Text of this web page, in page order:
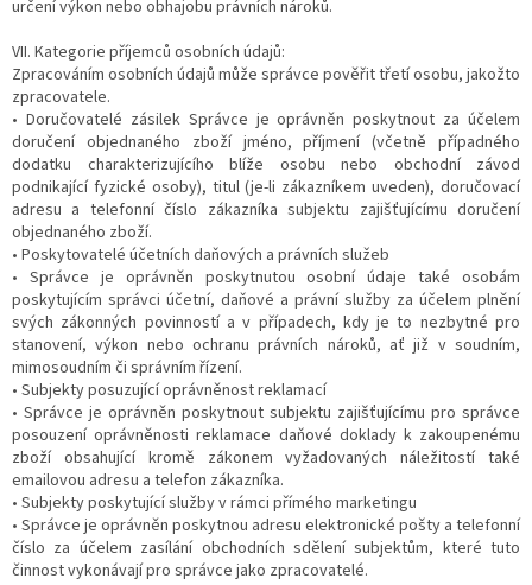
určení výkon nebo obhajobu právních nároků.
VII. Kategorie příjemců osobních údajů:
Zpracováním osobních údajů může správce pověřit třetí osobu, jakožto
zpracovatele.
• Doručovatelé zásilek Správce je oprávněn poskytnout za účelem
doručení objednaného zboží jméno, příjmení (včetně případného
dodatku charakterizujícího blíže osobu nebo obchodní závod
podnikající fyzické osoby), titul (je-li zákazníkem uveden), doručovací
adresu a telefonní číslo zákazníka subjektu zajišťujícímu doručení
objednaného zboží.
• Poskytovatelé účetních daňových a právních služeb
• Správce je oprávněn poskytnutou osobní údaje také osobám
poskytujícím správci účetní, daňové a právní služby za účelem plnění
svých zákonných povinností a v případech, kdy je to nezbytné pro
stanovení, výkon nebo ochranu právních nároků, ať již v soudním,
mimosoudním či správním řízení.
• Subjekty posuzující oprávněnost reklamací
• Správce je oprávněn poskytnout subjektu zajišťujícímu pro správce
posouzení oprávněnosti reklamace daňové doklady k zakoupenému
zboží obsahující kromě zákonem vyžadovaných náležitostí také
emailovou adresu a telefon zákazníka.
• Subjekty poskytující služby v rámci přímého marketingu
• Správce je oprávněn poskytnou adresu elektronické pošty a telefonní
číslo za účelem zasílání obchodních sdělení subjektům, které tuto
činnost vykonávají pro správce jako zpracovatelé.